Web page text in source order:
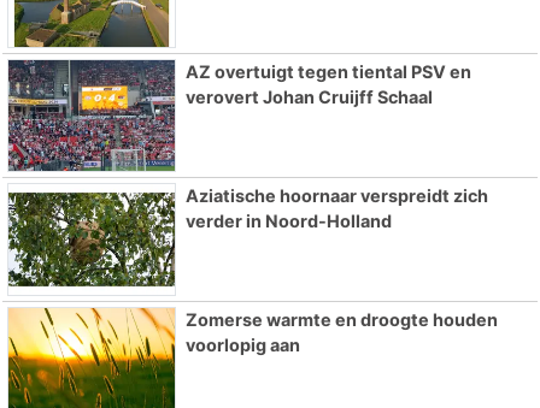
AZ overtuigt tegen tiental PSV en
verovert Johan Cruijff Schaal
Aziatische hoornaar verspreidt zich
verder in Noord-Holland
Zomerse warmte en droogte houden
voorlopig aan